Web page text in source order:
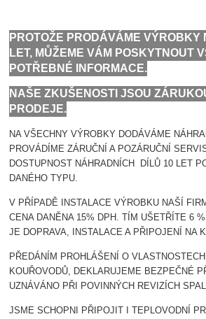
PROTOŽE PRODÁVÁME VÝROBKY
LET, MŮŽEME VÁM POSKYTNOUT
POTŘEBNÉ INFORMACE.
NAŠE ZKUŠENOSTI JSOU
PRODEJE.
NA VŠECHNY VÝROBKY DODÁVÁME
PROVÁDÍME ZÁRUČNÍ A POZÁRUČNÍ
DOSTUPNOST NÁHRADNÍCH DÍLŮ 10 LET
DANÉHO TYPU.
V PŘÍPADĚ INSTALACE VÝROBKU NAŠÍ
CENA DANĚNA 15% DPH. TÍM UŠETŘÍTE 6
JE DOPRAVA, INSTALACE A PŘIPOJENÍ NA
PŘEDÁNÍM PROHLÁŠENÍ O
KOUŘOVODŮ, DEKLARUJEME BEZPEČNÉ
UZNÁVÁNO PŘI POVINNÝCH REVIZÍCH
JSME SCHOPNI PŘIPOJIT I TEPLOVODNÍ